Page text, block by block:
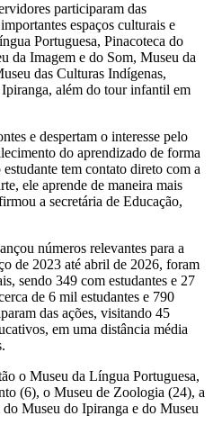
participaram das
espaços culturais e
Portuguesa, Pinacoteca do
da Imagem e do Som, Museu da
das Culturas Indígenas,
além do tour infantil em
e despertam o interesse pelo
do aprendizado de forma
tem contato direto com a
ele aprende de maneira mais
a secretária de Educação,
números relevantes para a
de 2023 até abril de 2026, foram
sendo 349 com estudantes e 27
de 6 mil estudantes e 790
das ações, visitando 45
em uma distância média
o Museu da Língua Portuguesa,
(6), o Museu de Zoologia (24), a
Museu do Ipiranga e do Museu